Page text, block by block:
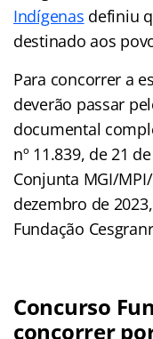
Indígenas definiu
destinado aos
Para concorrer a
deverão passar
documental
nº 11.839, de 21
Conjunta MGI/
dezembro de
Fundação
Concurso
concorrer